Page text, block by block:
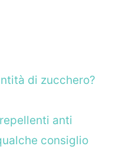
di zucchero?
anti
consiglio